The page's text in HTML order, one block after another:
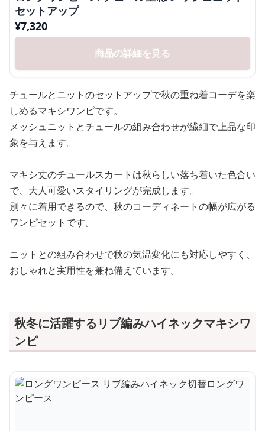
セットアップ
¥7,320
商品の詳細を見る
チュールとニットのセットアップで秋の重ね着コーデを楽
しめるマキシワンピです。
メッシュニットとチュールの組み合わせが繊細で上品な印
象を与えます。
マキシ丈のチュールスカートは秋らしい落ち着いた色合い
で、大人可愛いスタイリングが完成します。
別々に着用できるので、秋のコーディネートの幅が広がる
ワンピセットです。
ニットとの組み合わせで秋の気温変化にも対応しやすく、
おしゃれと実用性を兼ね備えています。
秋冬に活躍するリブ編みハイネックマキシワ
ンピ